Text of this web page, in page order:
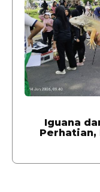
Iguana
Perhatian,